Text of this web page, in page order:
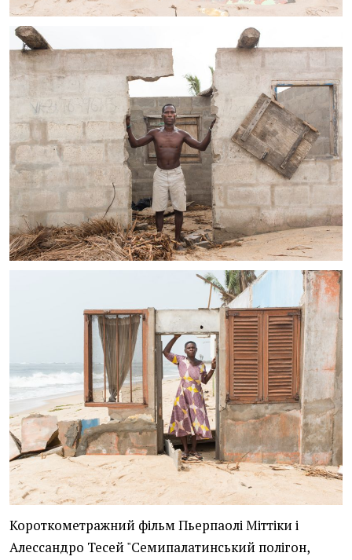
Короткометражний фільм Пьерпаолі Міттіки і
Алессандро Тесей "Семипалатинський полігон,